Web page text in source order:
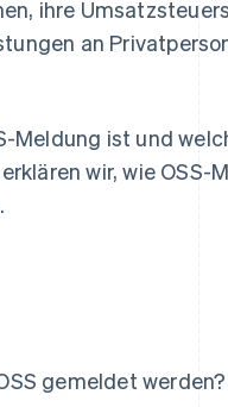
ihre
an
Meldung ist und
wir, wie
gemeldet werden?